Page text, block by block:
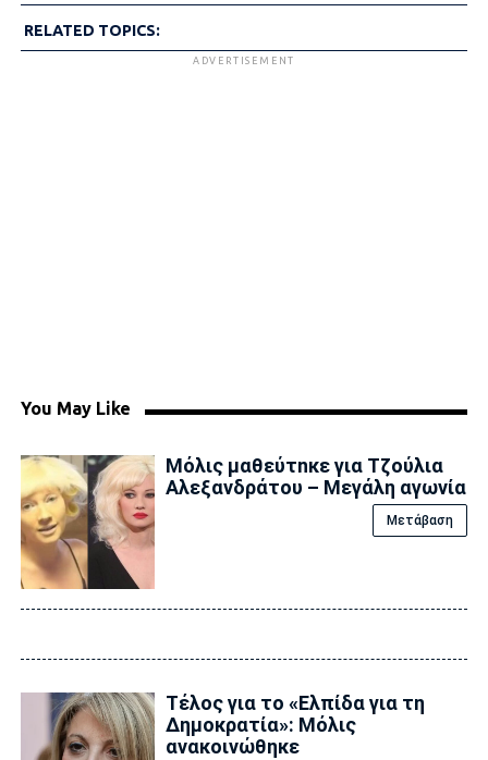
RELATED TOPICS:
ADVERTISEMENT
You May Like
Μόλις μαθεύτnκε για Τζούλια
Αλεξανδράτου – Μεγάλη αγωνία
Μετάβαση
Τέλος για το «Ελπίδα για τη
Δημοκρατία»: Μόλις
ανακοινώθηκε